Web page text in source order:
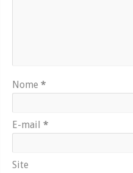
Nome *
E-mail *
Site